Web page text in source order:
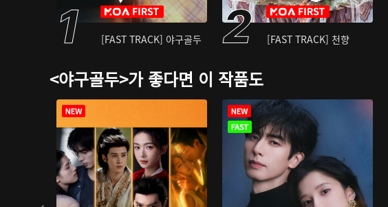
[FAST TRACK] 야구골두 [FAST TRACK] 천향
<야구골두>가 좋다면 이 작품도